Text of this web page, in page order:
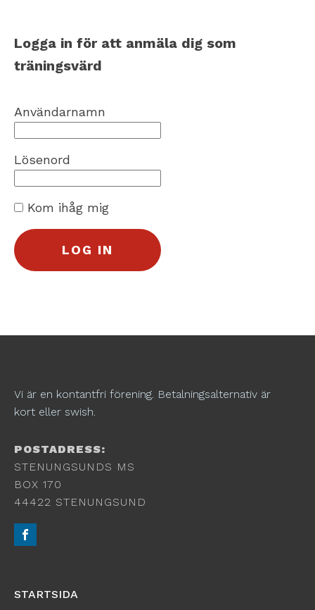
Logga in för att anmäla dig som
träningsvärd
Användarnamn
Lösenord
Kom ihåg mig
Vi är en kontantfri förening. Betalningsalternativ är
kort eller swish.
POSTADRESS:
STENUNGSUNDS MS
BOX 170
44422 STENUNGSUND
STARTSIDA